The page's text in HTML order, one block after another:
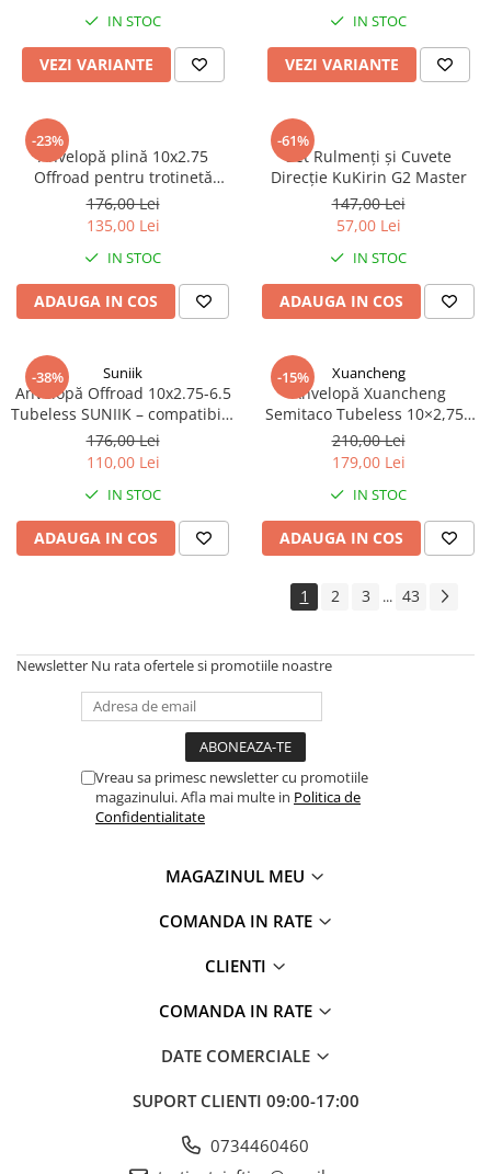
IN STOC
VEZI VARIANTE
IN STOC
VEZI VARIANTE
-23%
Anvelopă plină 10x2.75
Offroad pentru trotinetă
electrică
176,00 Lei
135,00 Lei
IN STOC
ADAUGA IN COS
-61%
Set Rulmenți și Cuvete
Direcție KuKirin G2 Master
147,00 Lei
57,00 Lei
IN STOC
ADAUGA IN COS
-38% Suniik
Anvelopă Offroad 10x2.75-6.5
Tubeless SUNIIK – compatibilă
KuKirin G2, G2 Pro, G2 Ultra,
G3
176,00 Lei
110,00 Lei
IN STOC
ADAUGA IN COS
-15% Xuancheng
Anvelopă Xuancheng
Semitaco Tubeless 10×2,75–
6,5 cu gel antipana pentru
trotinetă electrică
210,00 Lei
179,00 Lei
IN STOC
ADAUGA IN COS
1 2 3 ... 43
Newsletter Nu rata ofertele si promotiile noastre
Vreau sa primesc newsletter cu promotiile
magazinului. Afla mai multe in Politica de
Confidentialitate
MAGAZINUL MEU
COMANDA IN RATE
CLIENTI
COMANDA IN RATE
DATE COMERCIALE
SUPORT CLIENTI 09:00-17:00
0734460460